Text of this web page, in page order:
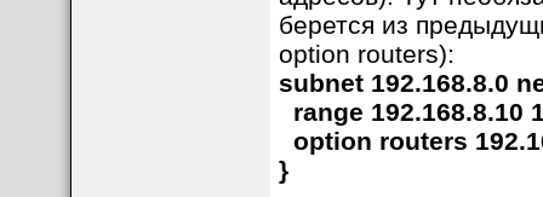
берется из
option routers):
subnet 192.168.8.0
range 192.168.8.10
option routers
}